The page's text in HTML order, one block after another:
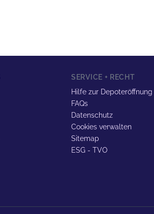
SERVICE + RECHT
Hilfe zur Depoteröffnung
FAQs
Datenschutz
Cookies verwalten
Sitemap
ESG - TVO